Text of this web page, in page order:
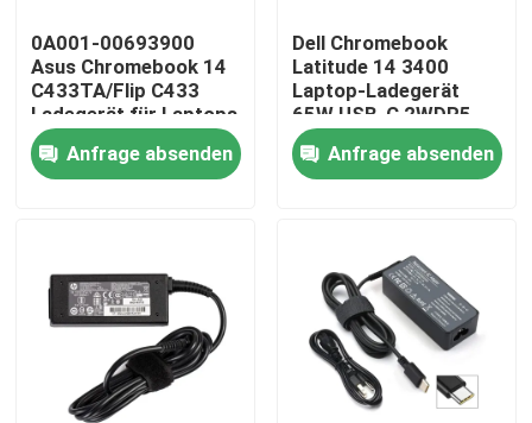
Über uns
Kontakte
0A001-00693900
Asus Chromebook 14
C433TA/Flip C433
Ladegerät für Laptops
und
Wechselstromadapter
Anfrage absenden
Dell Chromebook
Latitude 14 3400
Laptop-Ladegerät
65W USB-C 2WDR5
Anfrage absenden